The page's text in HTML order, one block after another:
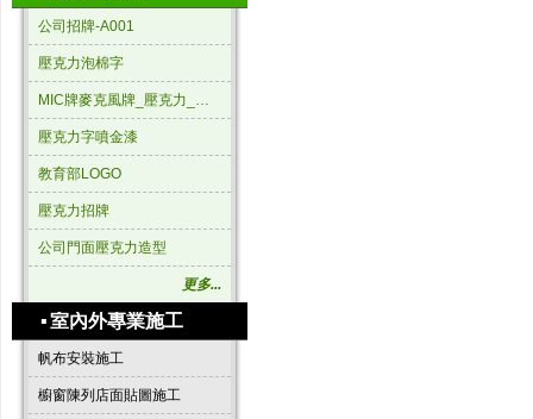
公司招牌-A001
壓克力泡棉字
MIC牌麥克風牌_壓克力_三角形
壓克力字噴金漆
教育部LOGO
壓克力招牌
公司門面壓克力造型
更多...
▪室內外專業施工
帆布安裝施工
櫥窗陳列店面貼圖施工